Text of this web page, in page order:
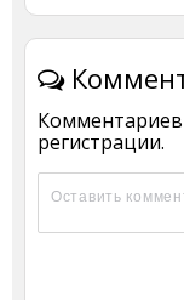
регистрации.